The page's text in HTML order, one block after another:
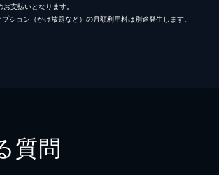
支払いとなります。
ション（かけ放題など）の月額利用料は別途発生します。
質問